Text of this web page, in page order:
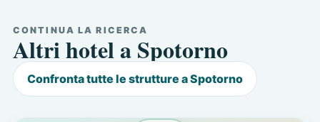
CONTINUA LA RICERCA
Altri hotel a Spotorno
Confronta tutte le strutture a Spotorno